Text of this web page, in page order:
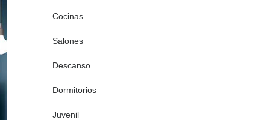
Cocinas
Salones
Descanso
Dormitorios
Juvenil